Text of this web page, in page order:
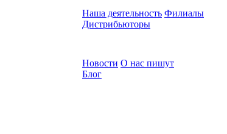
Наша деятельность Филиалы
Дистрибьюторы
Новости О нас пишут
Блог